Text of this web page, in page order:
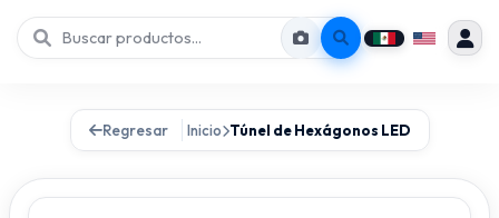
Regresar Inicio Túnel de Hexágonos LED